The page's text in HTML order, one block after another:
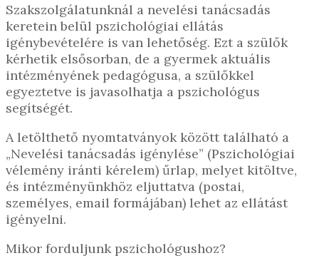
Szakszolgálatunknál a nevelési tanácsadás
keretein belül pszichológiai ellátás
igénybevételére is van lehetőség. Ezt a szülők
kérhetik elsősorban, de a gyermek aktuális
intézményének pedagógusa, a szülőkkel
egyeztetve is javasolhatja a pszichológus
segítségét.
A letölthető nyomtatványok között található a
„Nevelési tanácsadás igénylése” (Pszichológiai
vélemény iránti kérelem) űrlap, melyet kitöltve,
és intézményünkhöz eljuttatva (postai,
személyes, email formájában) lehet az ellátást
igényelni.
Mikor forduljunk pszichológushoz?